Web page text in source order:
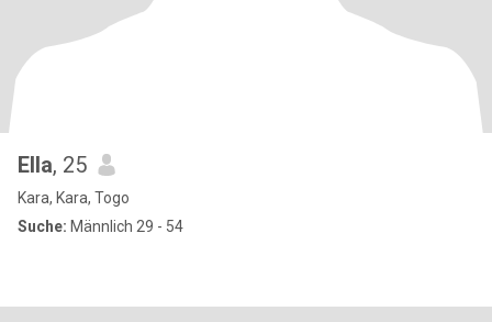
Ella, 25
Kara, Kara, Togo
Suche: Männlich 29 - 54